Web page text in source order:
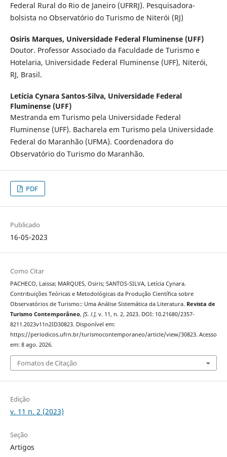
Federal Rural do Rio de Janeiro (UFRRJ). Pesquisadora-
bolsista no Observatório do Turismo de Niterói (RJ)
Osiris Marques, Universidade Federal Fluminense (UFF)
Doutor. Professor Associado da Faculdade de Turismo e
Hotelaria, Universidade Federal Fluminense (UFF), Niterói,
RJ, Brasil.
Letícia Cynara Santos-Silva, Universidade Federal
Fluminense (UFF)
Mestranda em Turismo pela Universidade Federal
Fluminense (UFF). Bacharela em Turismo pela Universidade
Federal do Maranhão (UFMA). Coordenadora do
Observatório do Turismo do Maranhão.
PDF
Publicado
16-05-2023
Como Citar
PACHECO, Laissa; MARQUES, Osiris; SANTOS-SILVA, Letícia Cynara.
Contribuições Teóricas e Metodológicas da Produção Científica sobre
Observatórios de Turismo:: Uma Análise Sistemática da Literatura. Revista de
Turismo Contemporâneo, [S. l.], v. 11, n. 2, 2023. DOI: 10.21680/2357-
8211.2023v11n2ID30823. Disponível em:
https://periodicos.ufrn.br/turismocontemporaneo/article/view/30823. Acesso
em: 8 ago. 2026.
Fomatos de Citação
Edição
v. 11 n. 2 (2023)
Seção
Artigos